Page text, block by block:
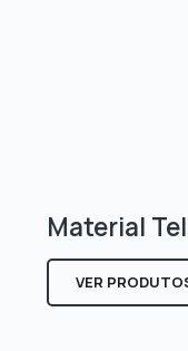
Material
VER